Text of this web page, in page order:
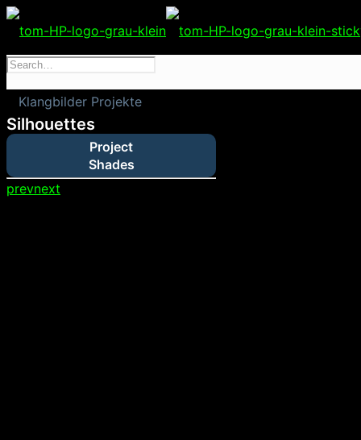
Klangbilder Projekte
Silhouettes
Project
Shades
prevnext